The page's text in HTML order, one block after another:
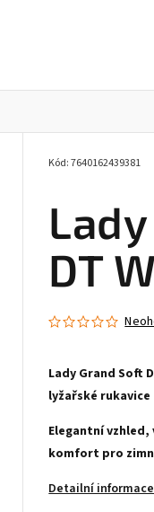
DT
Kód:7640162439381
Lady Grand Soft
lyžařské rukavice
Elegantní
komfort pro
Detailní informace